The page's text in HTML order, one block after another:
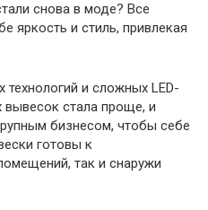
снова в моде? Все
яркость и стиль, привлекая
и сложных LED-
вывесок стала проще, и
бизнесом, чтобы себе
готовы к
так и снаружи